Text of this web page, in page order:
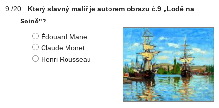
Který slavný malíř je autorem obrazu č.9 „Lodě na
Seině"?
Édouard Manet
Claude Monet
Henri Rousseau